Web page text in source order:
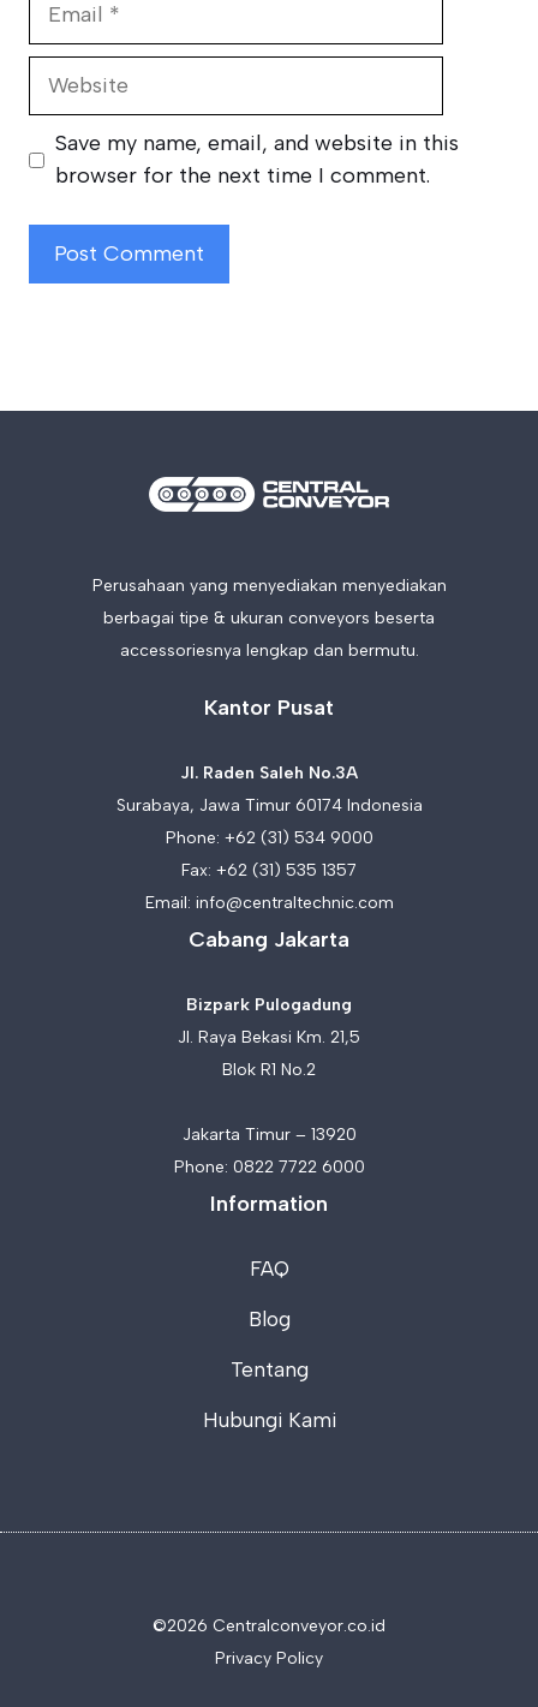
Website
Save my name, email, and website in this
browser for the next time I comment.
Perusahaan yang menyediakan menyediakan
berbagai tipe & ukuran conveyors beserta
accessoriesnya lengkap dan bermutu.
Kantor Pusat
Jl. Raden Saleh No.3A
Surabaya, Jawa Timur 60174 Indonesia
Phone: +62 (31) 534 9000
Fax: +62 (31) 535 1357
Email: info@centraltechnic.com
Cabang Jakarta
Bizpark Pulogadung
Jl. Raya Bekasi Km. 21,5
Blok R1 No.2
Jakarta Timur – 13920
Phone: 0822 7722 6000
Information
FAQ
Blog
Tentang
Hubungi Kami
©2026 Centralconveyor.co.id
Privacy Policy